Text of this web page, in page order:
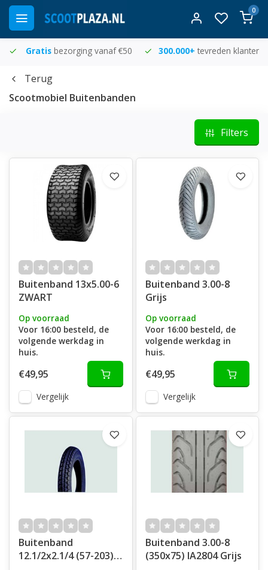
0
Gratis bezorging vanaf €50 300.000+ tevreden klanten
Terug
Scootmobiel Buitenbanden
Filters
Buitenband 13x5.00-6
ZWART
Op voorraad
Voor 16:00 besteld, de
volgende werkdag in
huis.
€49,95
Vergelijk
Buitenband 3.00-8
Grijs
Op voorraad
Voor 16:00 besteld, de
volgende werkdag in
huis.
€49,95
Vergelijk
Buitenband
12.1/2x2.1/4 (57-203)
Buitenband 3.00-8
(350x75) IA2804 Grijs